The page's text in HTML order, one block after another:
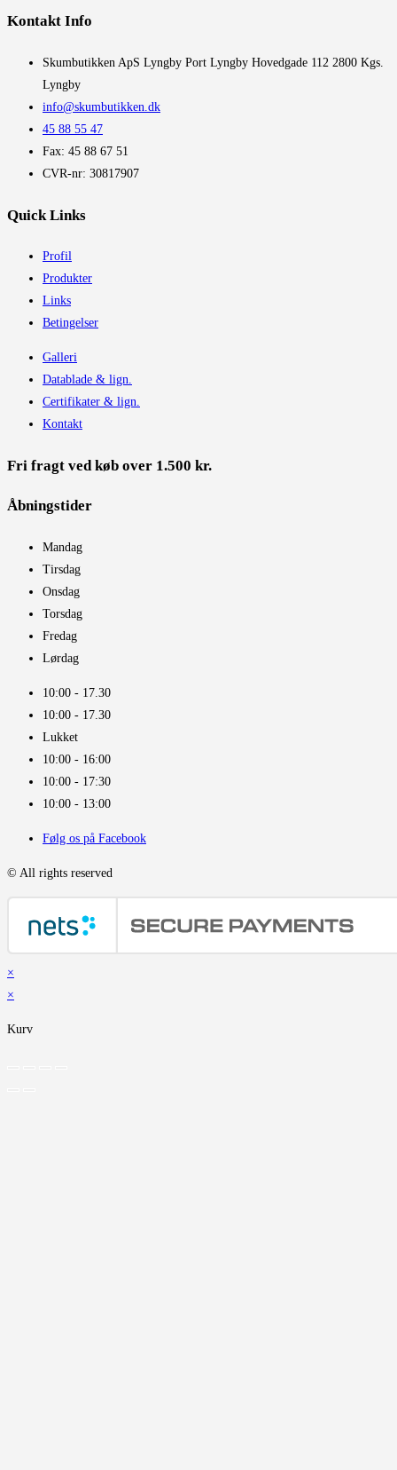
Kontakt Info
​Skumbutikken ApS Lyngby Port Lyngby Hovedgade 112 2800 Kgs.
Lyngby
info@skumbutikken.dk
45 88 55 47
Fax: 45 88 67 51
CVR-nr: 30817907
Quick Links
Profil
Produkter
Links
Betingelser
Galleri
Datablade & lign.
Certifikater & lign.
Kontakt
Fri fragt ved køb over 1.500 kr.
Åbningstider​
Mandag
Tirsdag
Onsdag
Torsdag
Fredag
Lørdag
10:00 - 17.30​
10:00 - 17.30​
Lukket
10:00 - 16:00​
10:00 - 17:30
10:00 - 13:00
Følg os på Facebook
© All rights reserved
×
×
Kurv